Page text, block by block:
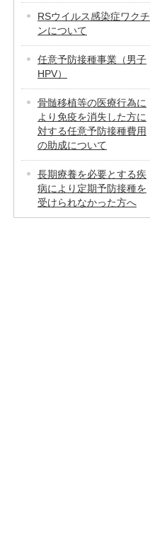
RSウイルス感染症ワクチ
ンについて
任意予防接種事業（男子
HPV）
骨髄移植等の医療行為に
より免疫を消失した方に
対する任意予防接種費用
の助成について
長期療養を必要とする疾
病により定期予防接種を
受けられなかった方へ